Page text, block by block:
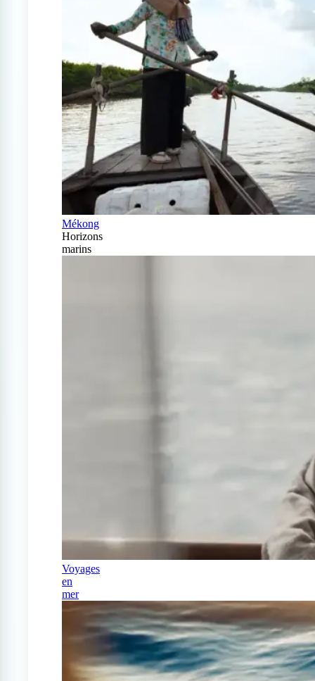
Mékong
Horizons
marins
Voyages
en
mer